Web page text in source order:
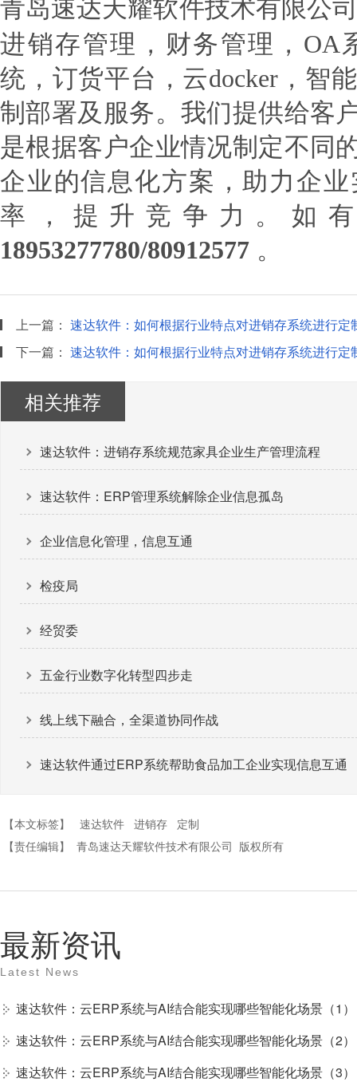
青岛速达天耀软件技术有限公
进销存管理，财务管理，OA
统，订货平台，云docker，智
制部署及服务。我们提供给客
是根据客户企业情况制定不同
企业的信息化方案，助力企
率，提升竞争力。如
18953277780/80912577 。
上一篇： 速达软件：如何根据行业特点对进销存系统进行定
下一篇： 速达软件：如何根据行业特点对进销存系统进行定
相关推荐
速达软件：进销存系统规范家具企业生产管理流程
速达软件：ERP管理系统解除企业信息孤岛
企业信息化管理，信息互通
检疫局
经贸委
五金行业数字化转型四步走
线上线下融合，全渠道协同作战
速达软件通过ERP系统帮助食品加工企业实现信息互通
【本文标签】 速达软件 进销存
定制
【责任编辑】
青岛速达天耀软件技术有限公司 版权所有
最新资讯
Latest News
速达软件：云ERP系统与AI结合能实现哪些智能化场景（1）
速达软件：云ERP系统与AI结合能实现哪些智能化场景（2）
速达软件：云ERP系统与AI结合能实现哪些智能化场景（3）